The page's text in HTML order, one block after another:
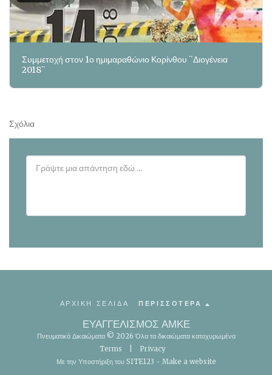
Συμμετοχή στον 1ο ημιμαραθώνιο Κορίνθου ¨Διογένεια
2018¨
Σχόλια
ΕΥΑΓΓΕΛΙΣΜΟΣ ΑΜΚΕ
Πνευματικά Δικαιώματα © 2026 Όλα τα δικαιώματα κατοχυρωμένα
Terms
Privacy
Με την Υποστήριξη του SITE123 - Make a website
ΑΡΧΙΚΗ ΣΕΛΙΔΑ ΠΕΡΙΣΣΌΤΕΡΑ